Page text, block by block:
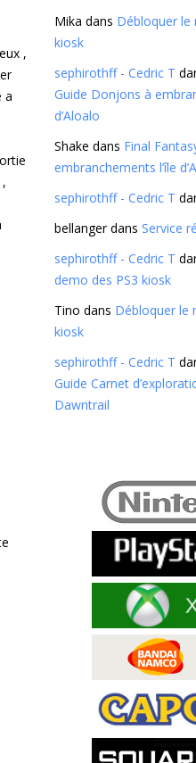
,
a
Mika dans Débloquer le
kiosk
sephirothff - Cedric T
Guide Donjons à
d’Aloalo
Shake dans Final
embranchements l’île
sephirothff - Cedric T
bellangerdans Service
sephirothff - Cedric T
demo des PS3 kiosk
Tino dans Débloquer le
kiosk
sephirothff - Cedric T
Guide Carnet
Dawntrail